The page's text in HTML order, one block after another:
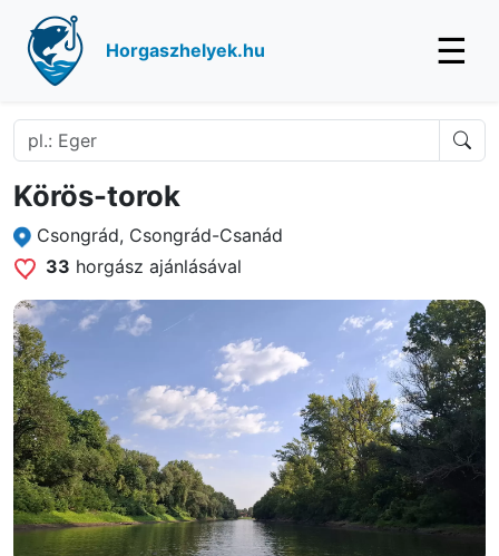
Horgaszhelyek.hu ☰
Körös-torok
Csongrád, Csongrád-Csanád
33 horgász ajánlásával